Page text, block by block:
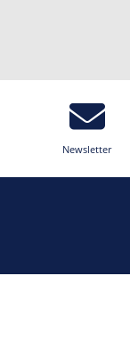
Newsletter